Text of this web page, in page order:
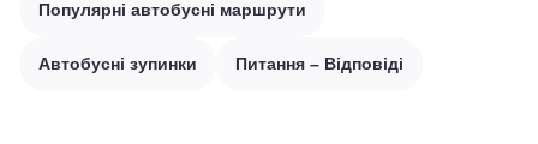
Популярні автобусні маршрути
Автобусні зупинки Питання – Відповіді